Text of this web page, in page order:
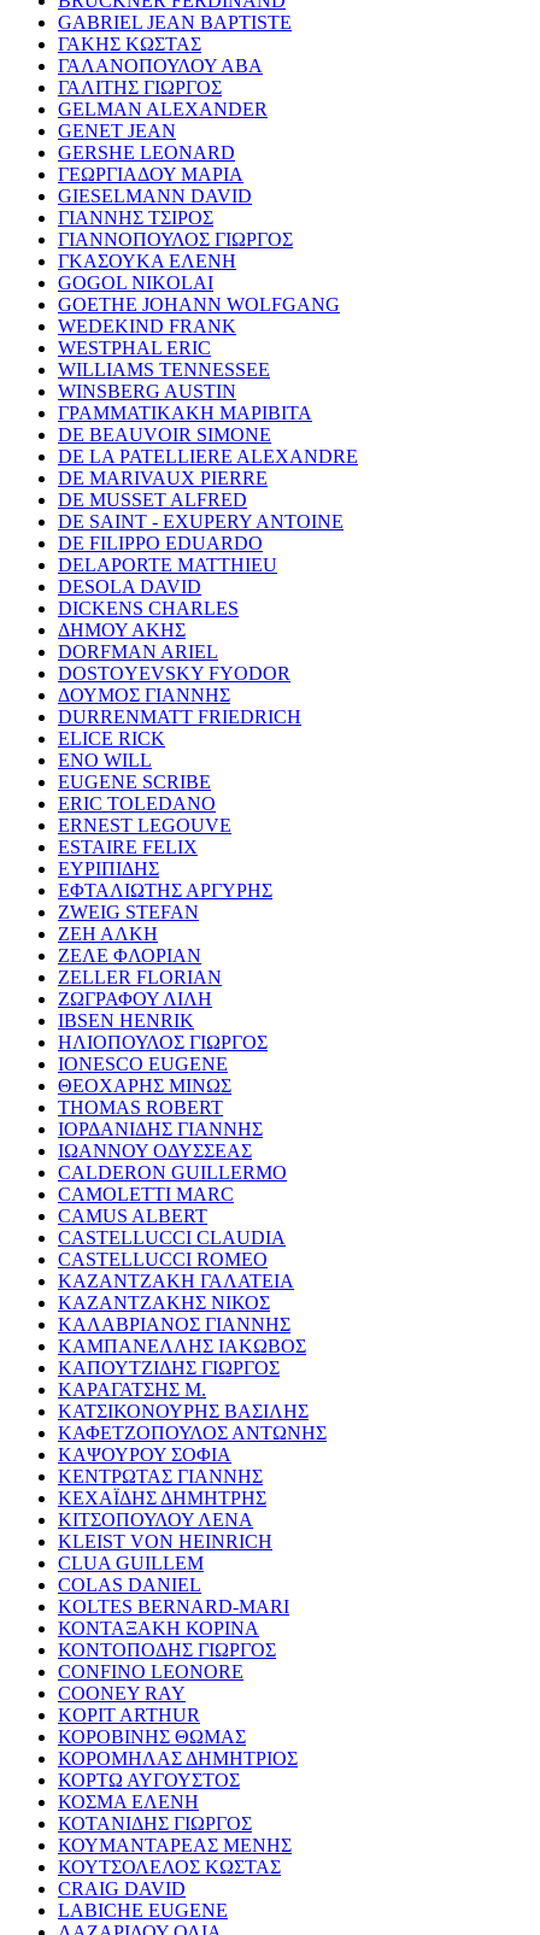
GABRIEL JEAN BAPTISTE
ΓΑΚΗΣ ΚΩΣΤΑΣ
ΓΑΛΑΝΟΠΟΥΛΟΥ ΑΒΑ
ΓΑΛΙΤΗΣ ΓΙΩΡΓΟΣ
GELMAN ALEXANDER
GENET JEAN
GERSHE LEONARD
ΓΕΩΡΓΙΑΔΟΥ ΜΑΡΙΑ
GIESELMANN DAVID
ΓΙΑΝΝΗΣ ΤΣΙΡΟΣ
ΓΙΑΝΝΟΠΟΥΛΟΣ ΓΙΩΡΓΟΣ
ΓΚΑΣΟΥΚΑ ΕΛΕΝΗ
GOGOL NIKOLAI
GOETHE JOHANN WOLFGANG
WEDEKIND FRANK
WESTPHAL ERIC
WILLIAMS TENNESSEE
WINSBERG AUSTIN
ΓΡΑΜΜΑΤΙΚΑΚΗ ΜΑΡΙΒΙΤΑ
DE BEAUVOIR SIMONE
DE LA PATELLIERE ALEXANDRE
DE MARIVAUX PIERRE
DE MUSSET ALFRED
DE SAINT - EXUPERY ANTOINE
DE FILIPPO EDUARDO
DELAPORTE MATTHIEU
DESOLA DAVID
DICKENS CHARLES
ΔΗΜΟΥ ΑΚΗΣ
DORFMAN ARIEL
DOSTOYEVSKY FYODOR
ΔΟΥΜΟΣ ΓΙΑΝΝΗΣ
DURRENMATT FRIEDRICH
ELICE RICK
ENO WILL
EUGENE SCRIBE
ERIC TOLEDANO
ERNEST LEGOUVE
ESTAIRE FELIX
ΕΥΡΙΠΙΔΗΣ
ΕΦΤΑΛΙΩΤΗΣ ΑΡΓΥΡΗΣ
ZWEIG STEFAN
ΖΕΗ ΑΛΚΗ
ΖΕΛΕ ΦΛΟΡΙΑΝ
ZELLER FLORIAN
ΖΩΓΡΑΦΟΥ ΛΙΛΗ
IBSEN HENRIK
ΗΛΙΟΠΟΥΛΟΣ ΓΙΩΡΓΟΣ
IONESCO EUGENE
ΘΕΟΧΑΡΗΣ ΜΙΝΩΣ
THOMAS ROBERT
ΙΟΡΔΑΝΙΔΗΣ ΓΙΑΝΝΗΣ
ΙΩΑΝΝΟΥ ΟΔΥΣΣΕΑΣ
CALDERON GUILLERMO
CAMOLETTI MARC
CAMUS ALBERT
CASTELLUCCI CLAUDIA
CASTELLUCCI ROMEO
ΚΑΖΑΝΤΖΑΚΗ ΓΑΛΑΤΕΙΑ
ΚΑΖΑΝΤΖΑΚΗΣ ΝΙΚΟΣ
ΚΑΛΑΒΡΙΑΝΟΣ ΓΙΑΝΝΗΣ
ΚΑΜΠΑΝΕΛΛΗΣ ΙΑΚΩΒΟΣ
ΚΑΠΟΥΤΖΙΔΗΣ ΓΙΩΡΓΟΣ
ΚΑΡΑΓΑΤΣΗΣ Μ.
ΚΑΤΣΙΚΟΝΟΥΡΗΣ ΒΑΣΙΛΗΣ
ΚΑΦΕΤΖΟΠΟΥΛΟΣ ΑΝΤΩΝΗΣ
ΚΑΨΟΥΡΟΥ ΣΟΦΙΑ
ΚΕΝΤΡΩΤΑΣ ΓΙΑΝΝΗΣ
ΚΕΧΑΪΔΗΣ ΔΗΜΗΤΡΗΣ
ΚΙΤΣΟΠΟΥΛΟΥ ΛΕΝΑ
KLEIST VON HEINRICH
CLUA GUILLEM
COLAS DANIEL
KOLTES BERNARD-MARI
ΚΟΝΤΑΞΑΚΗ ΚΟΡΙΝΑ
ΚΟΝΤΟΠΟΔΗΣ ΓΙΩΡΓΟΣ
CONFINO LEONORE
COONEY RAY
KOPIT ARTHUR
ΚΟΡΟΒΙΝΗΣ ΘΩΜΑΣ
ΚΟΡΟΜΗΛΑΣ ΔΗΜΗΤΡΙΟΣ
ΚΟΡΤΩ ΑΥΓΟΥΣΤΟΣ
ΚΟΣΜΑ ΕΛΕΝΗ
ΚΟΤΑΝΙΔΗΣ ΓΙΩΡΓΟΣ
ΚΟΥΜΑΝΤΑΡΕΑΣ ΜΕΝΗΣ
ΚΟΥΤΣΟΛΕΛΟΣ ΚΩΣΤΑΣ
CRAIG DAVID
LABICHE EUGENE